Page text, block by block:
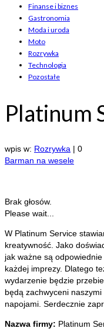
Finanse i biznes
Gastronomia
Moda i uroda
Moto
Rozrywka
Technologia
Pozostałe
Platinum
wpis w: Rozrywka | 0
Barman na wesele
Brak głosów.
Please wait...
W Platinum Service
kreatywność. Jako
jak ważne są odpowiednie
każdej imprezy. Dlatego
wydarzenie będzie
będą zachwyceni
napojami. Serdecznie
Nazwa firmy: Platinum